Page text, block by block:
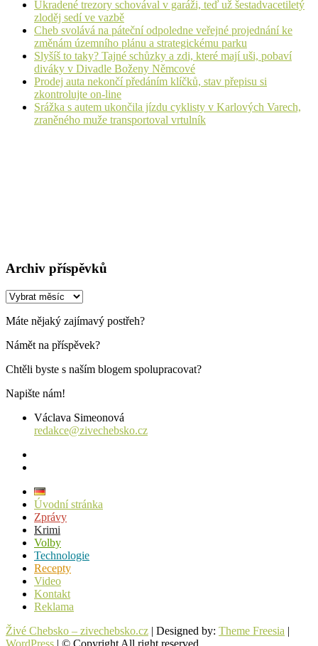
Ukradené trezory schovával v garáži, teď už šestadvacetiletý
zloděj sedí ve vazbě
Cheb svolává na páteční odpoledne veřejné projednání ke
změnám územního plánu a strategickému parku
Slyšíš to taky? Tajné schůzky a zdi, které mají uši, pobaví
diváky v Divadle Boženy Němcové
Prodej auta nekončí předáním klíčků, stav přepisu si
zkontrolujte on-line
Srážka s autem ukončila jízdu cyklisty v Karlových Varech,
zraněného muže transportoval vrtulník
Archiv příspěvků
Archiv
Máte nějaký zajímavý postřeh?
Námět na příspěvek?
Chtěli byste s naším blogem spolupracovat?
Napište nám!
Václava Simeonová
redakce@zivechebsko.cz
Úvodní stránka
Zprávy
Krimi
Volby
Technologie
Recepty
Video
Kontakt
Reklama
Živé Chebsko – zivechebsko.cz | Designed by: Theme Freesia |
WordPress | © Copyright All right reserved